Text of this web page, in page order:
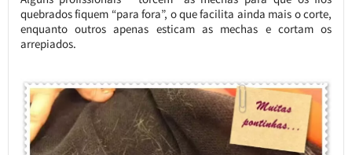
quebrados fiquem “para fora”, o que facilita ainda mais o corte,
enquanto outros apenas esticam as mechas e cortam os
arrepiados.